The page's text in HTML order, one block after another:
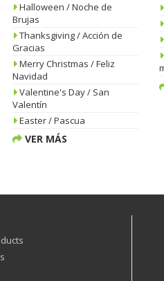
Halloween / Noche de
Brujas
Thanksgiving / Acción de
Gracias
Merry Christmas / Feliz
Navidad
Valentine's Day / San
Valentín
Easter / Pascua
VER MÁS